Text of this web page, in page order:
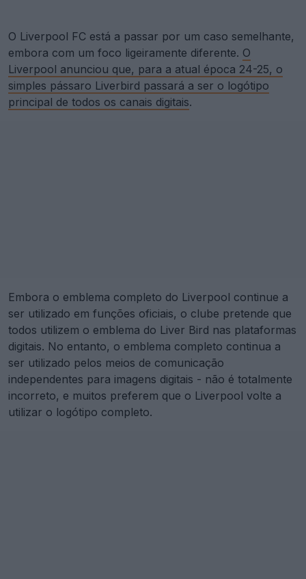
O Liverpool FC está a passar por um caso semelhante,
embora com um foco ligeiramente diferente. O
Liverpool anunciou que, para a atual época 24-25, o
simples pássaro Liverbird passará a ser o logótipo
principal de todos os canais digitais.
Embora o emblema completo do Liverpool continue a
ser utilizado em funções oficiais, o clube pretende que
todos utilizem o emblema do Liver Bird nas plataformas
digitais. No entanto, o emblema completo continua a
ser utilizado pelos meios de comunicação
independentes para imagens digitais - não é totalmente
incorreto, e muitos preferem que o Liverpool volte a
utilizar o logótipo completo.